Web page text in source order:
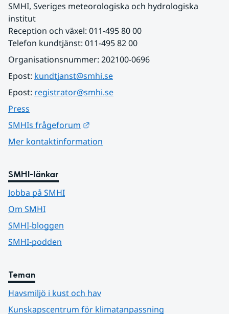
SMHI, Sveriges meteorologiska och hydrologiska
institut
Reception och växel: 011-495 80 00
Telefon kundtjänst: 011-495 82 00
Organisationsnummer: 202100-0696
Epost: kundtjanst@smhi.se
Epost: registrator@smhi.se
Press
SMHIs frågeforum
Mer kontaktinformation
SMHI-länkar
Jobba på SMHI
Om SMHI
SMHI-bloggen
SMHI-podden
Teman
Havsmiljö i kust och hav
Kunskapscentrum för klimatanpassning